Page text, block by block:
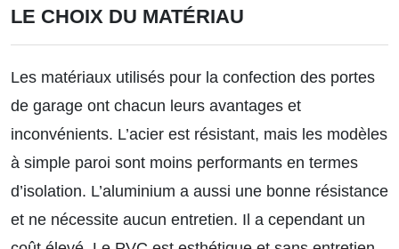
LE CHOIX DU MATÉRIAU
Les matériaux utilisés pour la confection des portes
de garage ont chacun leurs avantages et
inconvénients. L’acier est résistant, mais les modèles
à simple paroi sont moins performants en termes
d’isolation. L’aluminium a aussi une bonne résistance
et ne nécessite aucun entretien. Il a cependant un